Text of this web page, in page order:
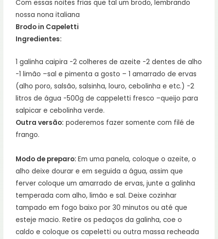
Com essas noites frias que tal um brodo, lembrando
nossa nona italiana
Brodo in Capeletti
Ingredientes:
1 galinha caipira -2 colheres de azeite -2 dentes de alho
-1 limão –sal e pimenta a gosto – 1 amarrado de ervas
(alho poro, salsão, salsinha, louro, cebolinha e etc.) -2
litros de água -500g de cappeletti fresco –queijo para
salpicar e cebolinha verde.
Outra versão: poderemos fazer somente com filé de
frango.
Modo de preparo:Em uma panela, coloque o azeite, o
alho deixe dourar e em seguida a água, assim que
ferver coloque um amarrado de ervas, junte a galinha
temperada com alho, limão e sal. Deixe cozinhar
tampado em fogo baixo por 30 minutos ou até que
esteje macio. Retire os pedaços da galinha, coe o
caldo e coloque os capeletti ou outra massa recheada